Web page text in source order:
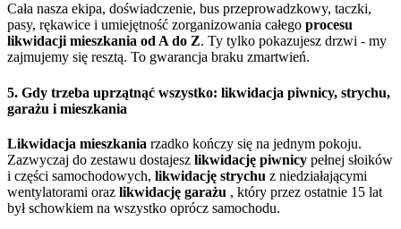
Cała nasza ekipa, doświadczenie, bus przeprowadzkowy, taczki,
pasy, rękawice i umiejętność zorganizowania całego procesu
likwidacji mieszkania od A do Z. Ty tylko pokazujesz drzwi - my
zajmujemy się resztą. To gwarancja braku zmartwień.
5. Gdy trzeba uprzątnąć wszystko: likwidacja piwnicy, strychu,
garażu i mieszkania
Likwidacja mieszkania rzadko kończy się na jednym pokoju.
Zazwyczaj do zestawu dostajesz likwidację piwnicy pełnej słoików
i części samochodowych, likwidację strychu z niedziałającymi
wentylatorami oraz likwidację garażu , który przez ostatnie 15 lat
był schowkiem na wszystko oprócz samochodu.